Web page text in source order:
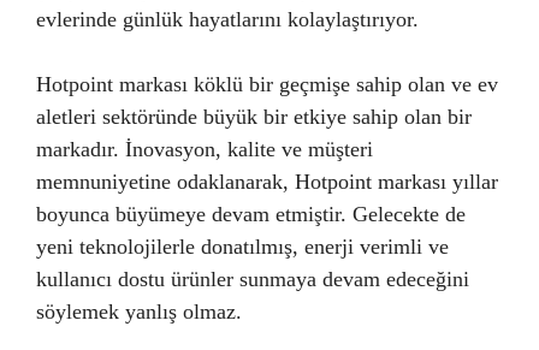
evlerinde günlük hayatlarını kolaylaştırıyor.
Hotpoint markası köklü bir geçmişe sahip olan ve ev
aletleri sektöründe büyük bir etkiye sahip olan bir
markadır. İnovasyon, kalite ve müşteri
memnuniyetine odaklanarak, Hotpoint markası yıllar
boyunca büyümeye devam etmiştir. Gelecekte de
yeni teknolojilerle donatılmış, enerji verimli ve
kullanıcı dostu ürünler sunmaya devam edeceğini
söylemek yanlış olmaz.